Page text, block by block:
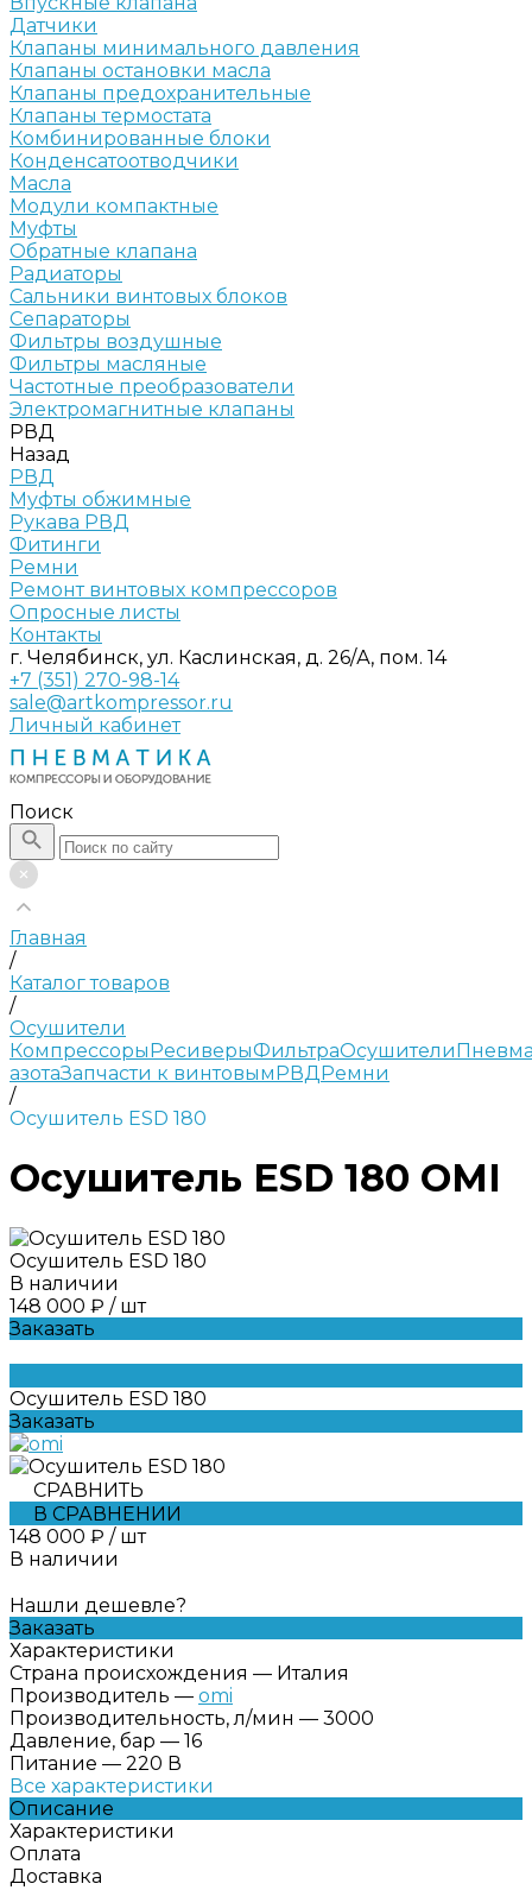
Датчики
Клапаны минимального давления
Клапаны остановки масла
Клапаны предохранительные
Клапаны термостата
Комбинированные блоки
Конденсатоотводчики
Масла
Модули компактные
Муфты
Обратные клапана
Радиаторы
Сальники винтовых блоков
Сепараторы
Фильтры воздушные
Фильтры масляные
Частотные преобразователи
Электромагнитные клапаны
РВД
Назад
РВД
Муфты обжимные
Рукава РВД
Фитинги
Ремни
Ремонт винтовых компрессоров
Опросные листы
Контакты
г. Челябинск, ул. Каслинская, д. 26/А, пом. 14
+7 (351) 270-98-14
sale@artkompressor.ru
Личный кабинет
Поиск
Главная
/
Каталог товаров
/
Осушители
КомпрессорыРесиверыФильтраОсушители
азотаЗапчасти к винтовымРВДРемни
/
Осушитель ESD 180
Осушитель ESD 180 OMI
Осушитель ESD 180
В наличии
148 000 ₽ / шт
Заказать
Осушитель ESD 180
Заказать
СРАВНИТЬ
В СРАВНЕНИИ
148 000 ₽ / шт
В наличии
Нашли дешевле?
Заказать
Характеристики
Страна происхождения — Италия
Производитель — omi
Производительность, л/мин — 3000
Давление, бар — 16
Питание — 220 В
Все характеристики
Описание
Характеристики
Оплата
Доставка